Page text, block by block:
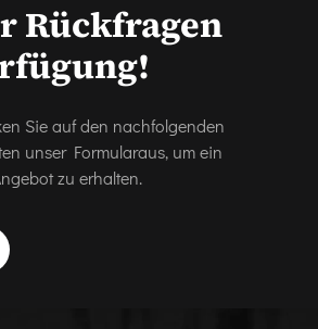
Rückfragen
Sie auf den nachfolgenden
unser Formularaus, um ein
zu erhalten.